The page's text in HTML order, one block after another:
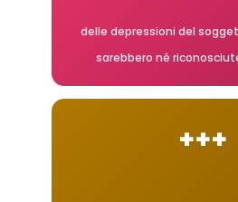
delle depressioni del
sarebbero né
+++